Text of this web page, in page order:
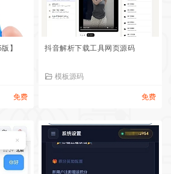
】
免费
抖音解析下载工具网页源码
模板源码
免费